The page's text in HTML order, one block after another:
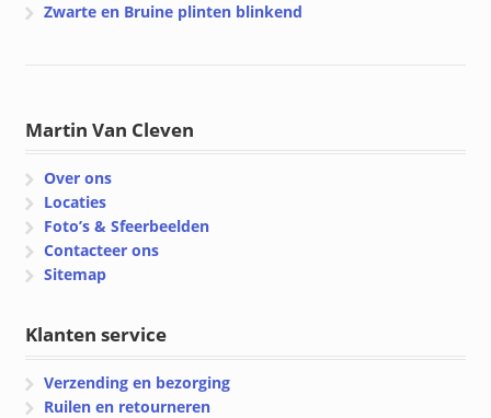
Zwarte en Bruine plinten blinkend
Martin Van Cleven
Over ons
Locaties
Foto’s & Sfeerbeelden
Contacteer ons
Sitemap
Klanten service
Verzending en bezorging
Ruilen en retourneren